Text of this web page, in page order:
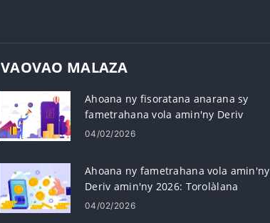
VAOVAO MALAZA
Ahoana ny fisoratana anarana sy
fametrahana vola amin'ny Deriv
04/02/2026
Ahoana ny fametrahana vola amin'ny
Deriv amin'ny 2026: Torolàlana
momba ny famatsiam-bola, ny sarany
04/02/2026